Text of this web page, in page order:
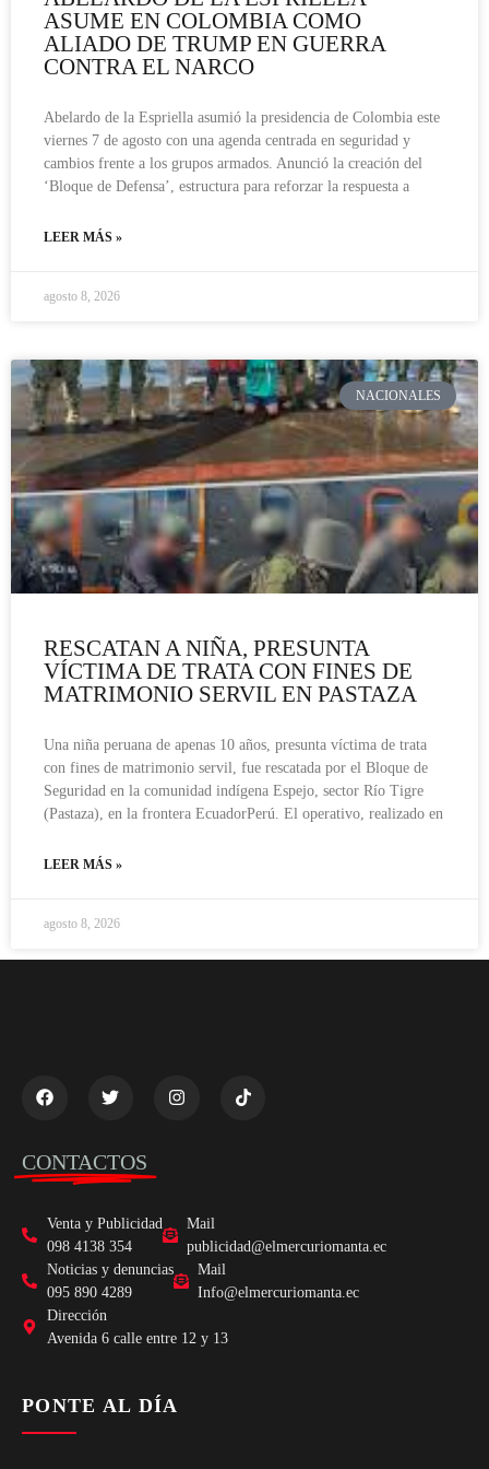
ASUME EN COLOMBIA COMO
ALIADO DE TRUMP EN GUERRA
CONTRA EL NARCO
Abelardo de la Espriella asumió la presidencia de Colombia este
viernes 7 de agosto con una agenda centrada en seguridad y
cambios frente a los grupos armados. Anunció la creación del
‘Bloque de Defensa’, estructura para reforzar la respuesta a
LEER MÁS »
agosto 8, 2026
NACIONALES
RESCATAN A NIÑA, PRESUNTA
VÍCTIMA DE TRATA CON FINES DE
MATRIMONIO SERVIL EN PASTAZA
Una niña peruana de apenas 10 años, presunta víctima de trata
con fines de matrimonio servil, fue rescatada por el Bloque de
Seguridad en la comunidad indígena Espejo, sector Río Tigre
(Pastaza), en la frontera EcuadorPerú. El operativo, realizado en
LEER MÁS »
agosto 8, 2026
CONTACTOS
Venta y Publicidad
098 4138 354
Mail
publicidad@elmercuriomanta.ec
Noticias y denuncias
095 890 4289
Mail
Info@elmercuriomanta.ec
Dirección
Avenida 6 calle entre 12 y 13
PONTE AL DÍA